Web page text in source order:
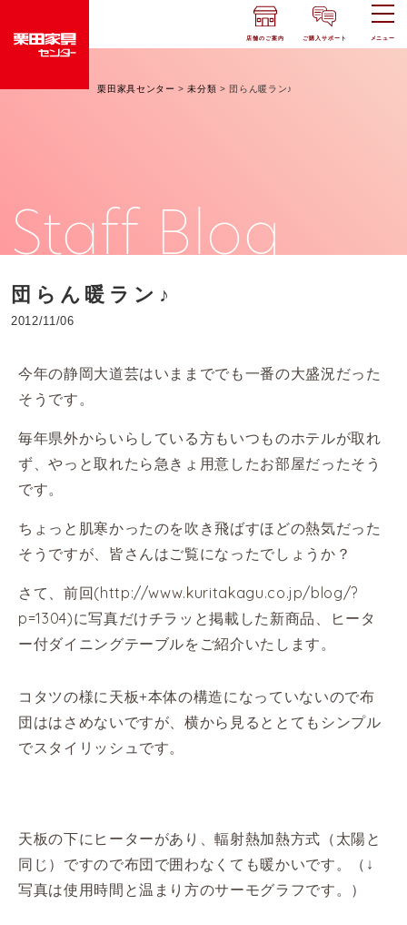
店舗のご案内 ご購入サポート メニュー
栗田家具センター >未分類 > 団らん暖ラン♪
Staff Blog
団らん暖ラン♪
2012/11/06
今年の静岡大道芸はいままででも一番の大盛況だった
そうです。
毎年県外からいらしている方もいつものホテルが取れ
ず、やっと取れたら急きょ用意したお部屋だったそう
です。
ちょっと肌寒かったのを吹き飛ばすほどの熱気だった
そうですが、皆さんはご覧になったでしょうか？
さて、前回(http://www.kuritakagu.co.jp/blog/?
p=1304)に写真だけチラッと掲載した新商品、ヒータ
ー付ダイニングテーブルをご紹介いたします。
コタツの様に天板+本体の構造になっていないので布
団ははさめないですが、横から見るととてもシンプル
でスタイリッシュです。
天板の下にヒーターがあり、輻射熱加熱方式（太陽と
同じ）ですので布団で囲わなくても暖かいです。（↓
写真は使用時間と温まり方のサーモグラフです。）